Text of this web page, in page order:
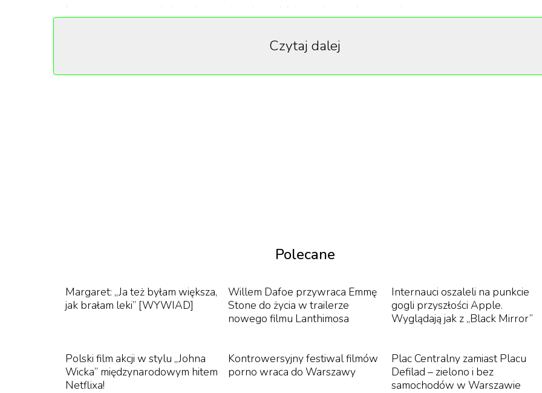
mówi się o tego typu doświadczeniach w kontekście społeczności transpłciowej.
opowiedział on o korekcie płci, ciąży, reakcjach w sieci, swoim doświadczeniu z
opieką zdrowotną, a także odniósł się do mitów na temat osób transłpciowych. Już niedługo natomiast
Brown jest transpłciowym mężczyzna, który niespodziewanie zaszedł w ciążę z osobą partnerską —
brać testosteron. Wynik testu ciążowego był dla niego prawdziwym szokiem. „Mój świat się zatrzymał.
Cała męskość, na którą tyle pracowałem, rozmyła się” – wspomina.
TikTok
Czytaj dalej
Polecane
Margaret: „Ja też byłam większa,
jak brałam leki” [WYWIAD]
Willem Dafoe przywraca Emmę
Stone do życia w trailerze
nowego filmu Lanthimosa
Internauci oszaleli na punkcie
gogli przyszłości Apple.
Wyglądają jak z „Black Mirror”
Polski film akcji w stylu „Johna
Wicka” międzynarodowym hitem
Netflixa!
Kontrowersyjny festiwal filmów
porno wraca do Warszawy
Plac Centralny zamiast Placu
Defilad – zielono i bez
samochodów w Warszawie